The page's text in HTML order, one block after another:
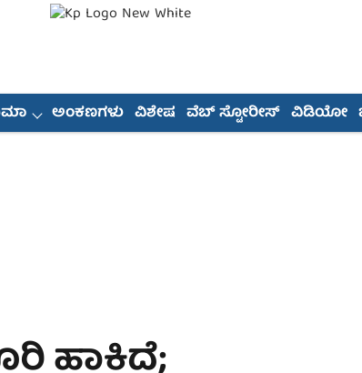
ಅಂಕಣಗಳು ವಿಶೇಷ ವೆಬ್ ಸ್ಟೋರೀಸ್ ವಿಡಿಯೋ